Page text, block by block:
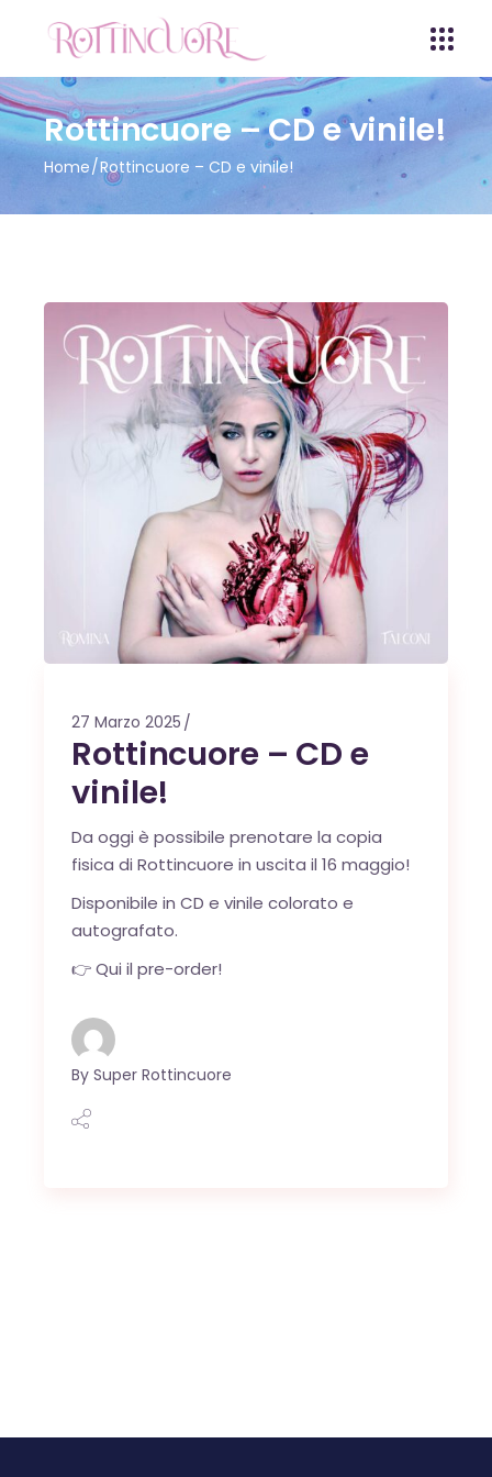
Rottincuore – CD e vinile!
Home Rottincuore – CD e vinile!
27 Marzo 2025
Rottincuore – CD e
vinile!
Da oggi è possibile prenotare la copia
fisica di Rottincuore in uscita il 16 maggio!
Disponibile in CD e vinile colorato e
autografato.
👉Qui il pre-order!
By Super Rottincuore